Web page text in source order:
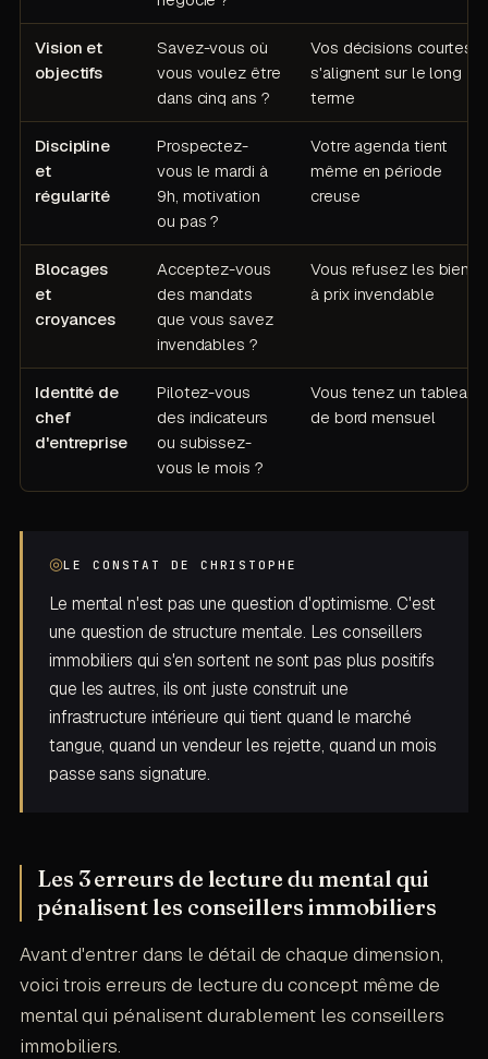
Vision et
objectifs
Savez-vous où
vous voulez être
dans cinq ans ?
Vos décisions courtes
s'alignent sur le long
terme
Discipline
et
régularité
Prospectez-
vous le mardi à
9h, motivation
ou pas ?
Votre agenda tient
même en période
creuse
Blocages
et
croyances
Acceptez-vous
des mandats
que vous savez
invendables ?
Vous refusez les biens
à prix invendable
Identité de
chef
d'entreprise
Pilotez-vous
des indicateurs
ou subissez-
vous le mois ?
Vous tenez un tableau
de bord mensuel
◎LE CONSTAT DE CHRISTOPHE
Le mental n'est pas une question d'optimisme. C'est
une question de structure mentale. Les conseillers
immobiliers qui s'en sortent ne sont pas plus positifs
que les autres, ils ont juste construit une
infrastructure intérieure qui tient quand le marché
tangue, quand un vendeur les rejette, quand un mois
passe sans signature.
Les 3 erreurs de lecture du mental qui
pénalisent les conseillers immobiliers
Avant d'entrer dans le détail de chaque dimension,
voici trois erreurs de lecture du concept même de
mental qui pénalisent durablement les conseillers
immobiliers.